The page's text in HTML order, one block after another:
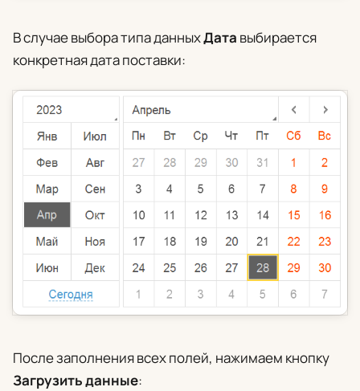
В случае выбора типа данныхДата выбирается
конкретная дата поставки:
После заполнения всех полей, нажимаем кнопку
Загрузить данные: